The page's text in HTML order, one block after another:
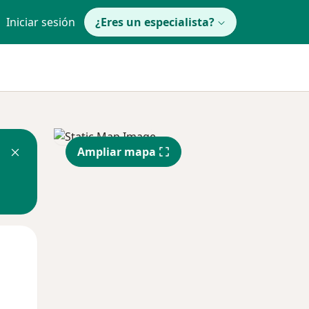
Iniciar sesión ¿Eres un especialista?
Ampliar mapa